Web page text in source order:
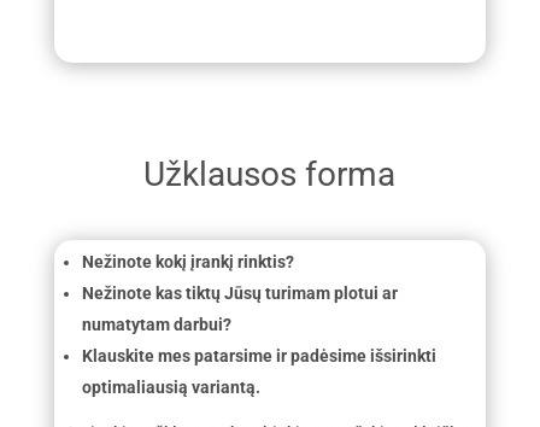
Užklausos forma
Nežinote kokį įrankį rinktis?
Nežinote kas tiktų Jūsų turimam plotui ar
numatytam darbui?
Klauskite mes patarsime ir padėsime išsirinkti
optimaliausią variantą.